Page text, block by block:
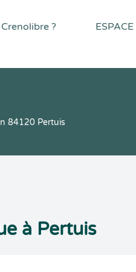
? ESPACE
84120 Pertuis
à Pertuis